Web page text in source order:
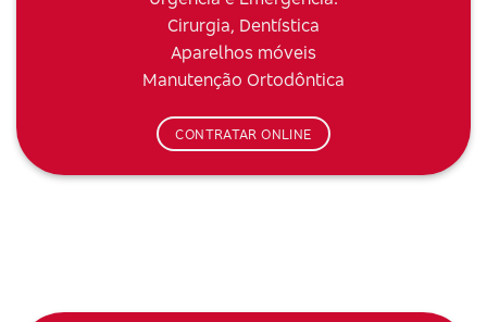
Cirurgia, Dentística
Aparelhos móveis
Manutenção Ortodôntica
CONTRATAR ONLINE